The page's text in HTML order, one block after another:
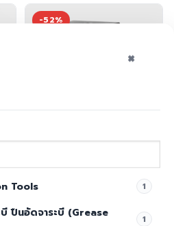
×
Tools 1
ปืนอัดจาระบี (Grease
1
-52%
MKU2-KW3-20003 428-230V
อัตโนมัติ MKU 2-KW3-